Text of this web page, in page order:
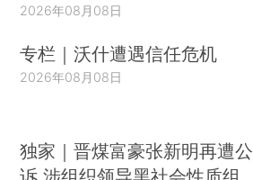
2026年08月08日
专栏｜沃什遭遇信任危机
2026年08月08日
独家｜晋煤富豪张新明再遭公